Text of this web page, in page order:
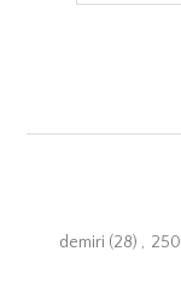
demiri (28) , 250